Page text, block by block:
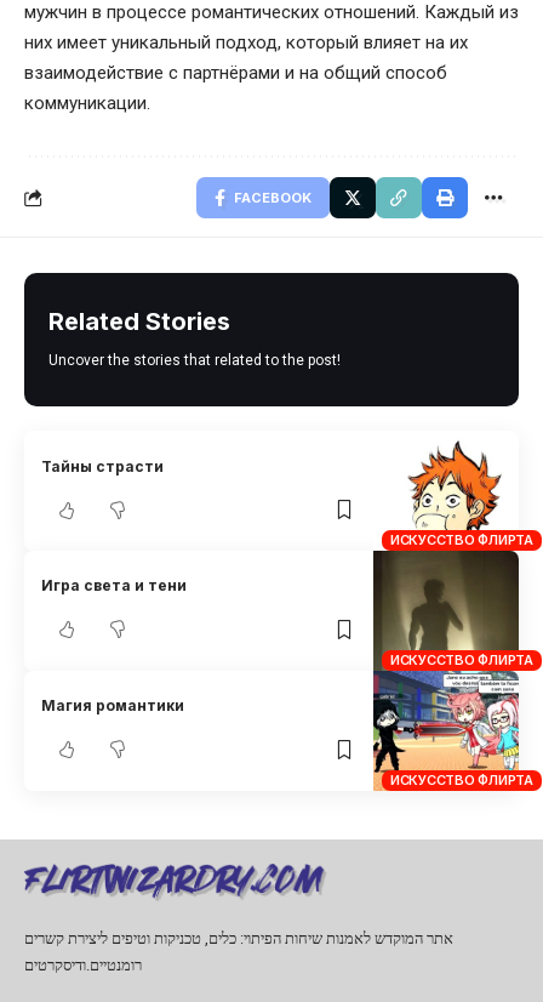
мужчин в процессе романтических отношений. Каждый из
них имеет уникальный подход, который влияет на их
взаимодействие с партнёрами и на общий способ
коммуникации.
FACEBOOK
Related Stories
Uncover the stories that related to the post!
ИСКУССТВО ФЛИРТА
Тайны страсти
ИСКУССТВО ФЛИРТА
Игра света и тени
ИСКУССТВО ФЛИРТА
Магия романтики
אתר המוקדש לאמנות שיחות הפיתוי: כלים, טכניקות וטיפים ליצירת קשרים
רומנטיים.ודיסקרטים